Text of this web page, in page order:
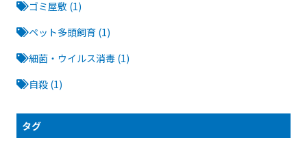
ゴミ屋敷 (1)
ペット多頭飼育 (1)
細菌・ウイルス消毒 (1)
自殺 (1)
タグ